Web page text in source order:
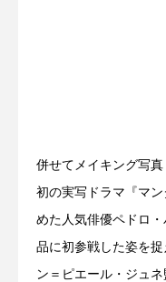
併せてメイキング写真
初の実写ドラマ『マ
めた人気俳優ペドロ
品に初参戦した姿を
ン＝ピエール・ジュ